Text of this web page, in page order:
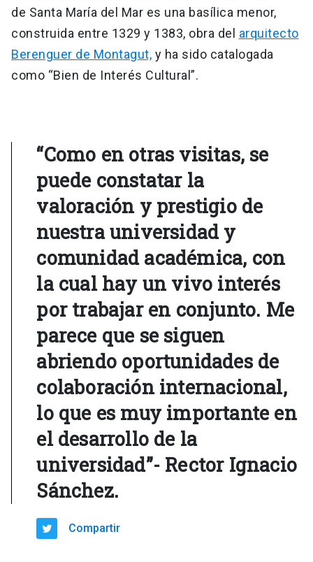
de Santa María del Mar es una basílica menor,
construida entre 1329 y 1383, obra del arquitecto
Berenguer de Montagut, y ha sido catalogada
como “Bien de Interés Cultural”.
“Como en otras visitas, se
puede constatar la
valoración y prestigio de
nuestra universidad y
comunidad académica, con
la cual hay un vivo interés
por trabajar en conjunto. Me
parece que se siguen
abriendo oportunidades de
colaboración internacional,
lo que es muy importante en
el desarrollo de la
universidad”- Rector Ignacio
Sánchez.
Compartir